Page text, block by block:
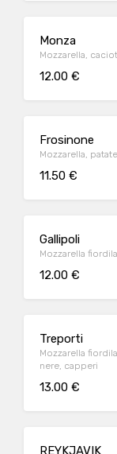
Monza
Mozzarella,
12.00 €
Frosinone
Mozzarella,
11.50 €
Gallipoli
Mozzarella
12.00 €
Treporti
Mozzarella
nere, capperi
13.00 €
REYKJAVIK